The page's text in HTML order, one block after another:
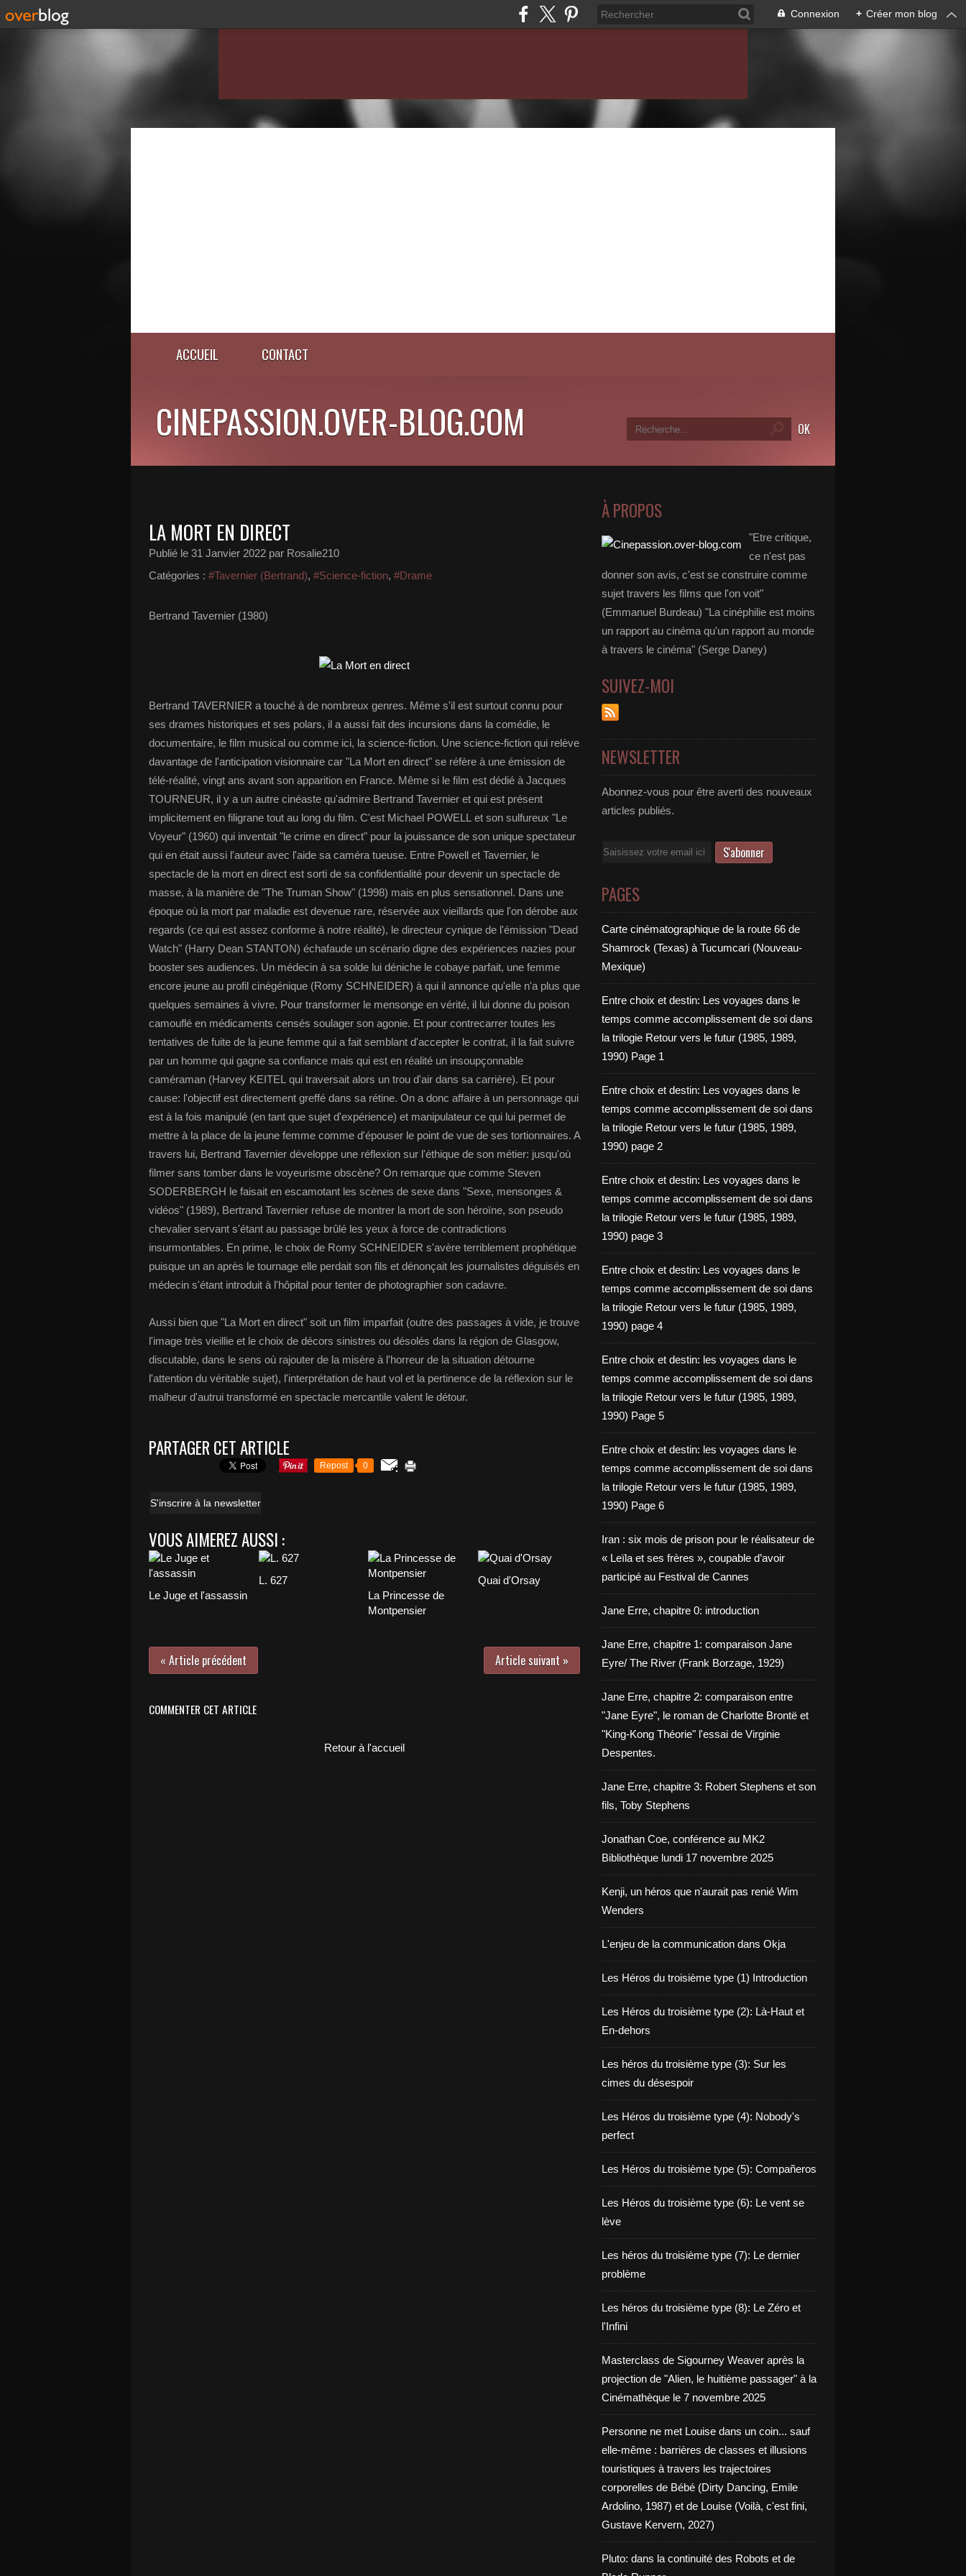
Connexion + Créer mon blog
ACCUEIL CONTACT
CINEPASSION.OVER-BLOG.COM
LA MORT EN DIRECT
Publié le 31 Janvier 2022 par Rosalie210
Catégories : #Tavernier (Bertrand), #Science-fiction, #Drame
Bertrand Tavernier (1980)
Bertrand TAVERNIER a touché à de nombreux genres. Même s'il est surtout connu pour
ses drames historiques et ses polars, il a aussi fait des incursions dans la comédie, le
documentaire, le film musical ou comme ici, la science-fiction. Une science-fiction qui relève
davantage de l'anticipation visionnaire car "La Mort en direct" se réfère à une émission de
télé-réalité, vingt ans avant son apparition en France. Même si le film est dédié à Jacques
TOURNEUR, il y a un autre cinéaste qu'admire Bertrand Tavernier et qui est présent
implicitement en filigrane tout au long du film. C'est Michael POWELL et son sulfureux "Le
Voyeur" (1960) qui inventait "le crime en direct" pour la jouissance de son unique spectateur
qui en était aussi l'auteur avec l'aide sa caméra tueuse. Entre Powell et Tavernier, le
spectacle de la mort en direct est sorti de sa confidentialité pour devenir un spectacle de
masse, à la manière de "The Truman Show" (1998) mais en plus sensationnel. Dans une
époque où la mort par maladie est devenue rare, réservée aux vieillards que l'on dérobe aux
regards (ce qui est assez conforme à notre réalité), le directeur cynique de l'émission "Dead
Watch" (Harry Dean STANTON) échafaude un scénario digne des expériences nazies pour
booster ses audiences. Un médecin à sa solde lui déniche le cobaye parfait, une femme
encore jeune au profil cinégénique (Romy SCHNEIDER) à qui il annonce qu'elle n'a plus que
quelques semaines à vivre. Pour transformer le mensonge en vérité, il lui donne du poison
camouflé en médicaments censés soulager son agonie. Et pour contrecarrer toutes les
tentatives de fuite de la jeune femme qui a fait semblant d'accepter le contrat, il la fait suivre
par un homme qui gagne sa confiance mais qui est en réalité un insoupçonnable
caméraman (Harvey KEITEL qui traversait alors un trou d'air dans sa carrière). Et pour
cause: l'objectif est directement greffé dans sa rétine. On a donc affaire à un personnage qui
est à la fois manipulé (en tant que sujet d'expérience) et manipulateur ce qui lui permet de
mettre à la place de la jeune femme comme d'épouser le point de vue de ses tortionnaires. A
travers lui, Bertrand Tavernier développe une réflexion sur l'éthique de son métier: jusqu'où
filmer sans tomber dans le voyeurisme obscène? On remarque que comme Steven
SODERBERGH le faisait en escamotant les scènes de sexe dans "Sexe, mensonges &
vidéos" (1989), Bertrand Tavernier refuse de montrer la mort de son héroïne, son pseudo
chevalier servant s'étant au passage brûlé les yeux à force de contradictions
insurmontables. En prime, le choix de Romy SCHNEIDER s'avère terriblement prophétique
puisque un an après le tournage elle perdait son fils et dénonçait les journalistes déguisés en
médecin s'étant introduit à l'hôpital pour tenter de photographier son cadavre.
Aussi bien que "La Mort en direct" soit un film imparfait (outre des passages à vide, je trouve
l'image très vieillie et le choix de décors sinistres ou désolés dans la région de Glasgow,
discutable, dans le sens où rajouter de la misère à l'horreur de la situation détourne
l'attention du véritable sujet), l'interprétation de haut vol et la pertinence de la réflexion sur le
malheur d'autrui transformé en spectacle mercantile valent le détour.
PARTAGER CET ARTICLE
Repost 0
S'inscrire à la newsletter
VOUS AIMEREZ AUSSI :
Le Juge et l'assassin
L. 627
La Princesse de
Montpensier
Quai d'Orsay
« Article précédent Article suivant »
COMMENTER CET ARTICLE
Retour à l'accueil
À PROPOS
"Etre critique,
ce n'est pas
donner son avis, c'est se construire comme
sujet travers les films que l'on voit"
(Emmanuel Burdeau) "La cinéphilie est moins
un rapport au cinéma qu'un rapport au monde
à travers le cinéma" (Serge Daney)
SUIVEZ-MOI
NEWSLETTER
Abonnez-vous pour être averti des nouveaux
articles publiés.
Email
PAGES
Carte cinématographique de la route 66 de
Shamrock (Texas) à Tucumcari (Nouveau-
Mexique)
Entre choix et destin: Les voyages dans le
temps comme accomplissement de soi dans
la trilogie Retour vers le futur (1985, 1989,
1990) Page 1
Entre choix et destin: Les voyages dans le
temps comme accomplissement de soi dans
la trilogie Retour vers le futur (1985, 1989,
1990) page 2
Entre choix et destin: Les voyages dans le
temps comme accomplissement de soi dans
la trilogie Retour vers le futur (1985, 1989,
1990) page 3
Entre choix et destin: Les voyages dans le
temps comme accomplissement de soi dans
la trilogie Retour vers le futur (1985, 1989,
1990) page 4
Entre choix et destin: les voyages dans le
temps comme accomplissement de soi dans
la trilogie Retour vers le futur (1985, 1989,
1990) Page 5
Entre choix et destin: les voyages dans le
temps comme accomplissement de soi dans
la trilogie Retour vers le futur (1985, 1989,
1990) Page 6
Iran : six mois de prison pour le réalisateur de
« Leïla et ses frères », coupable d’avoir
participé au Festival de Cannes
Jane Erre, chapitre 0: introduction
Jane Erre, chapitre 1: comparaison Jane
Eyre/ The River (Frank Borzage, 1929)
Jane Erre, chapitre 2: comparaison entre
"Jane Eyre", le roman de Charlotte Brontë et
"King-Kong Théorie" l'essai de Virginie
Despentes.
Jane Erre, chapitre 3: Robert Stephens et son
fils, Toby Stephens
Jonathan Coe, conférence au MK2
Bibliothèque lundi 17 novembre 2025
Kenji, un héros que n'aurait pas renié Wim
Wenders
L'enjeu de la communication dans Okja
Les Héros du troisième type (1) Introduction
Les Héros du troisième type (2): Là-Haut et
En-dehors
Les héros du troisième type (3): Sur les
cimes du désespoir
Les Héros du troisième type (4): Nobody's
perfect
Les Héros du troisième type (5): Compañeros
Les Héros du troisième type (6): Le vent se
lève
Les héros du troisième type (7): Le dernier
problème
Les héros du troisième type (8): Le Zéro et
l'Infini
Masterclass de Sigourney Weaver après la
projection de "Alien, le huitième passager" à la
Cinémathèque le 7 novembre 2025
Personne ne met Louise dans un coin... sauf
elle-même : barrières de classes et illusions
touristiques à travers les trajectoires
corporelles de Bébé (Dirty Dancing, Emile
Ardolino, 1987) et de Louise (Voilà, c'est fini,
Gustave Kervern, 2027)
Pluto: dans la continuité des Robots et de